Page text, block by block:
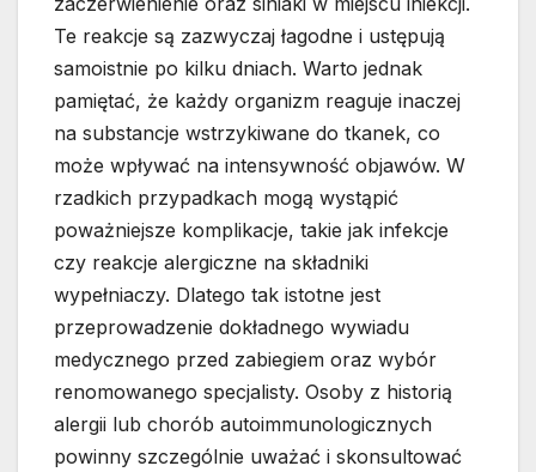
Te reakcje są zazwyczaj łagodne i ustępują
samoistnie po kilku dniach. Warto jednak
pamiętać, że każdy organizm reaguje inaczej
na substancje wstrzykiwane do tkanek, co
może wpływać na intensywność objawów. W
rzadkich przypadkach mogą wystąpić
poważniejsze komplikacje, takie jak infekcje
czy reakcje alergiczne na składniki
wypełniaczy. Dlatego tak istotne jest
przeprowadzenie dokładnego wywiadu
medycznego przed zabiegiem oraz wybór
renomowanego specjalisty. Osoby z historią
alergii lub chorób autoimmunologicznych
powinny szczególnie uważać i skonsultować